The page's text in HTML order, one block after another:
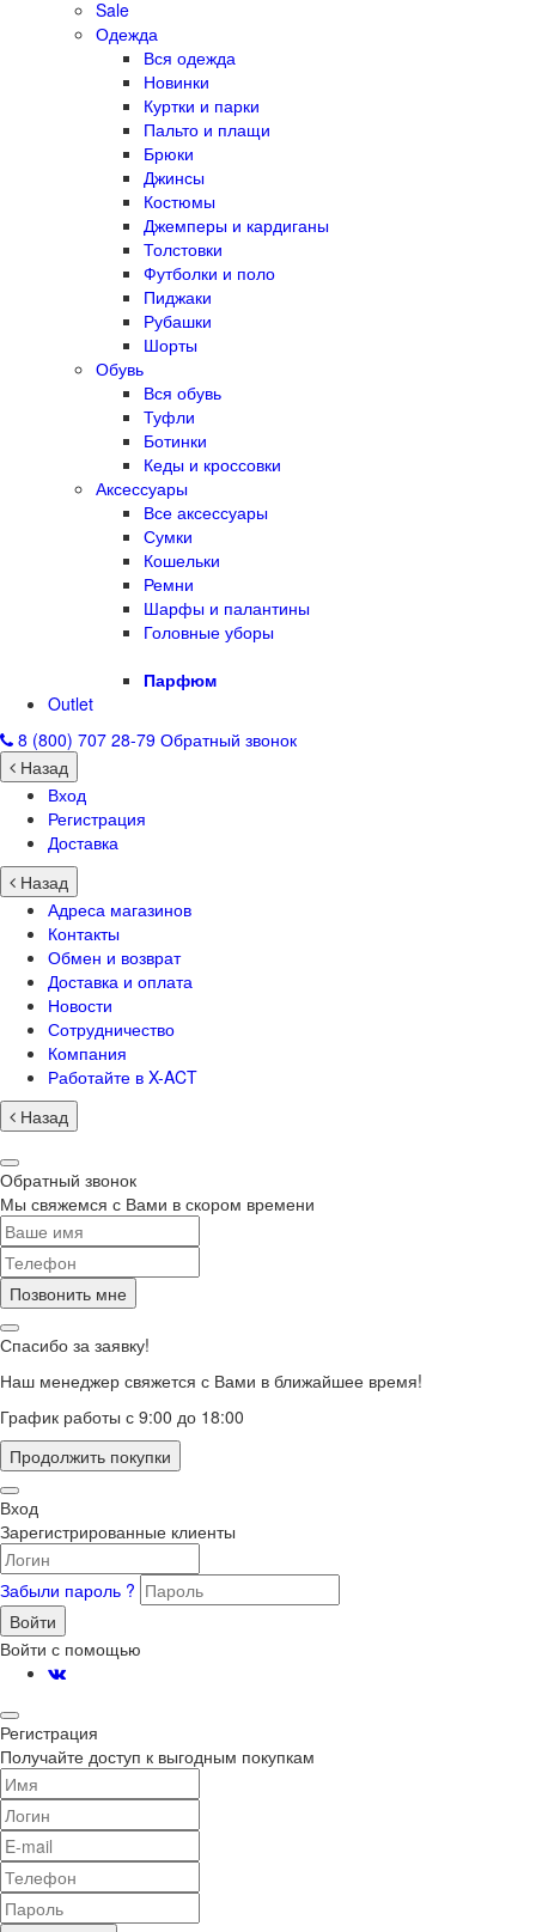
Sale
Одежда
Вся одежда
Новинки
Куртки и парки
Пальто и плащи
Брюки
Джинсы
Костюмы
Джемперы и кардиганы
Толстовки
Футболки и поло
Пиджаки
Рубашки
Шорты
Обувь
Вся обувь
Туфли
Ботинки
Кеды и кроссовки
Аксессуары
Все аксессуары
Сумки
Кошельки
Ремни
Шарфы и палантины
Головные уборы
Парфюм
Outlet
8 (800) 707 28-79 Обратный звонок
Назад
Вход
Регистрация
Доставка
Назад
Адреса магазинов
Контакты
Обмен и возврат
Доставка и оплата
Новости
Сотрудничество
Компания
Работайте в X-ACT
Назад
Обратный звонок
Мы свяжемся с Вами в скором времени
Позвонить мне
Спасибо за заявку!
Наш менеджер свяжется с Вами в ближайшее время!
График работы с 9:00 до 18:00
Продолжить покупки
Вход
Зарегистрированные клиенты
Забыли пароль ?
Войти
Войти с помощью
Регистрация
Получайте доступ к выгодным покупкам